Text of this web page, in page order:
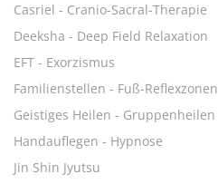
Casriel - Cranio-Sacral-Therapie
Deeksha - Deep Field Relaxation
EFT - Exorzismus
Familienstellen - Fuß-Reflexzonen
Geistiges Heilen - Gruppenheilen
Handauflegen - Hypnose
Jin Shin Jyutsu